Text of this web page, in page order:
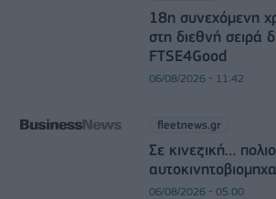
18η συνεχόμενη
στη διεθνή σειρά
FTSE4Good
06/08/2026 - 11:42
fleetnews.gr
Σε κινεζική…
06/08/2026 - 05:00